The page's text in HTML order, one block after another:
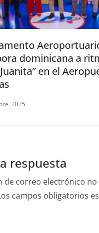
dominicana a
en el
2025
respuesta
de correo electrónico no
campos obligatorios